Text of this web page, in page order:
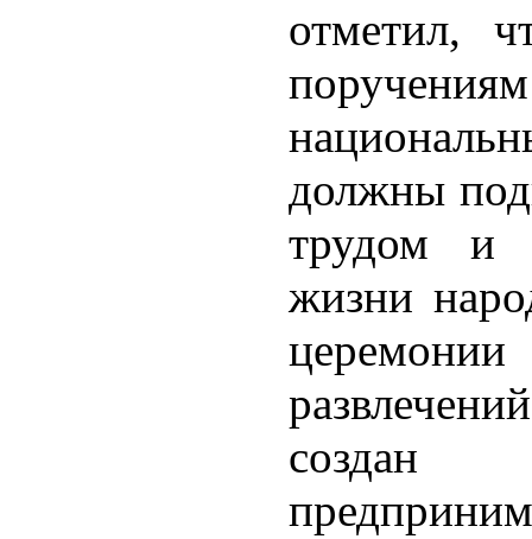
отметил,
должны
трудом и
жизни